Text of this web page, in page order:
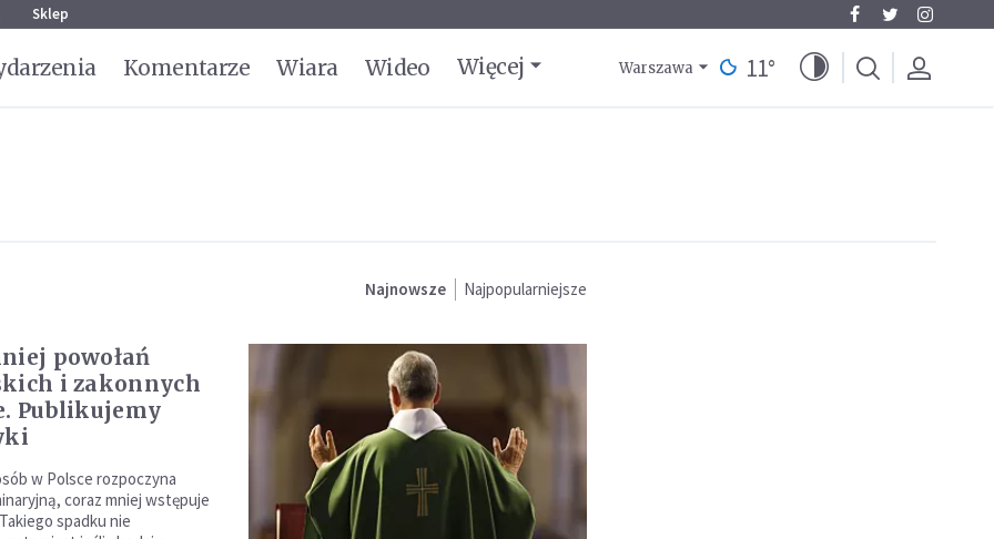
Sklep
Komentarze Wiara Wideo Więcej Warszawa 11°
Najnowsze Najpopularniejsze
powołań
i zakonnych
Publikujemy
w Polsce rozpoczyna
coraz mniej wstępuje
spadku nie